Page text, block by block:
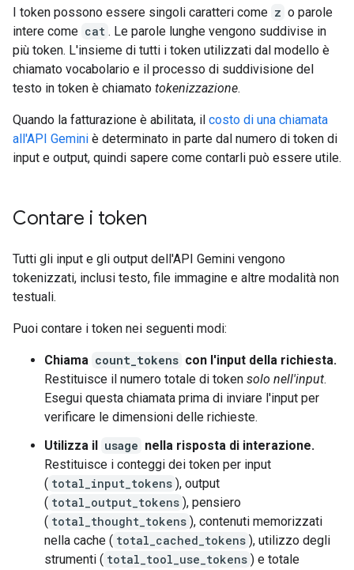
I token possono essere singoli caratteri come z o parole
intere come cat . Le parole lunghe vengono suddivise in
più token. L'insieme di tutti i token utilizzati dal modello è
chiamato vocabolario e il processo di suddivisione del
testo in token è chiamato tokenizzazione.
Quando la fatturazione è abilitata, il costo di una chiamata
all'API Gemini è determinato in parte dal numero di token di
input e output, quindi sapere come contarli può essere utile.
Contare i token
Tutti gli input e gli output dell'API Gemini vengono
tokenizzati, inclusi testo, file immagine e altre modalità non
testuali.
Puoi contare i token nei seguenti modi:
Chiama count_tokens con l'input della richiesta.
Restituisce il numero totale di token solo nell'input.
Esegui questa chiamata prima di inviare l'input per
verificare le dimensioni delle richieste.
Utilizza il usage nella risposta di interazione.
Restituisce i conteggi dei token per input
( total_input_tokens ), output
( total_output_tokens ), pensiero
( total_thought_tokens ), contenuti memorizzati
nella cache ( total_cached_tokens ), utilizzo degli
strumenti ( total_tool_use_tokens ) e totale